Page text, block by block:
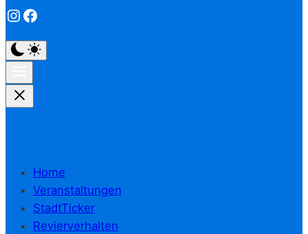
Instagram
Facebook
Home
Veranstaltungen
StadtTicker
Revierverhalten